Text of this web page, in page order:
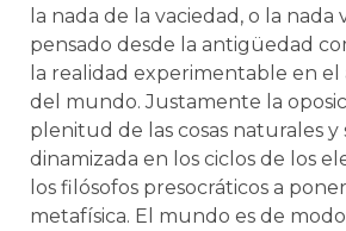
la nada de la vaciedad, o la nada
pensado desde la antigüedad
la realidad experimentable en el
del mundo. Justamente la
plenitud de las cosas naturales y
dinamizada en los ciclos de los
los filósofos presocráticos a
metafísica. El mundo es de